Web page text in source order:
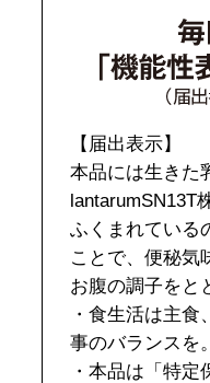
【届出表示】
本品には生きた
lantarumSN13T
ふくまれている
ことで、便秘気
お腹の調子をと
・食生活は主
事のバランスを。
・本品は「特定